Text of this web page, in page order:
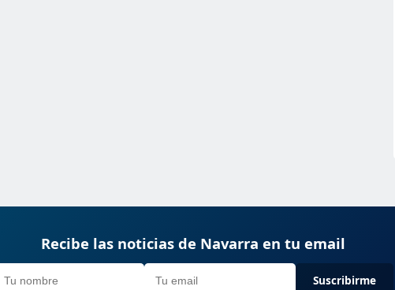
Recibe las noticias de Navarra en tu email
Suscribirme